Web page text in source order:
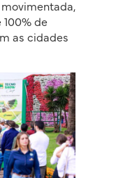
de
as cidades